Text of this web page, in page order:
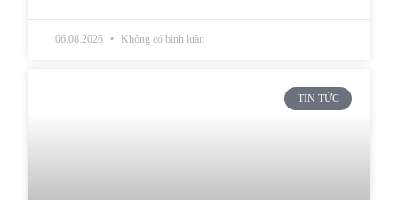
06.08.2026 Không có bình luận
TIN TỨC